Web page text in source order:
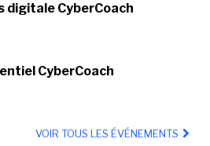
digitale CyberCoach
CyberCoach
VOIR TOUS LES ÉVÉNEMENTS